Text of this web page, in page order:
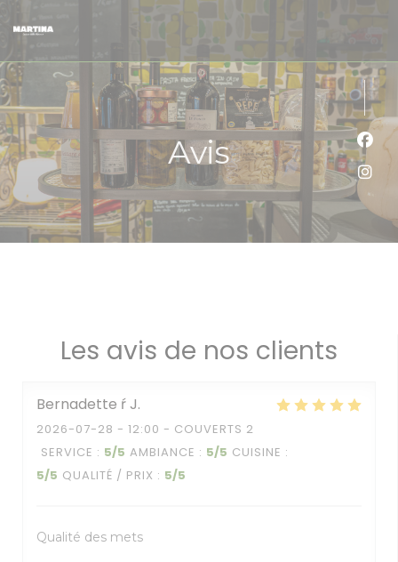
Personnalisation de vos choix en matière de cookies
Avis
Les avis de nos clients
Bernadette ŕJ
2026-07-28 - 12:00 - COUVERTS 2
SERVICE : 5/5 AMBIANCE : 5/5 CUISINE :
5/5 QUALITÉ / PRIX : 5/5
Qualité des mets